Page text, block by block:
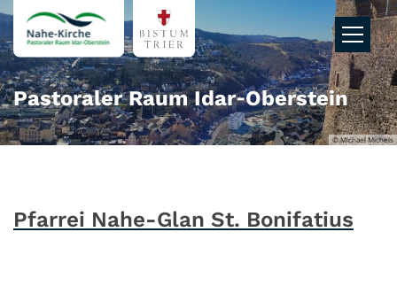
Zum Inhalt springen
© Michael Michels
Pastoraler Raum Idar‑Oberstein
Pfarrei Nahe-Glan St. Bonifatius